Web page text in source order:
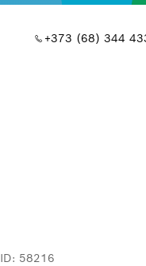
+373 (68) 344
ID: 58216